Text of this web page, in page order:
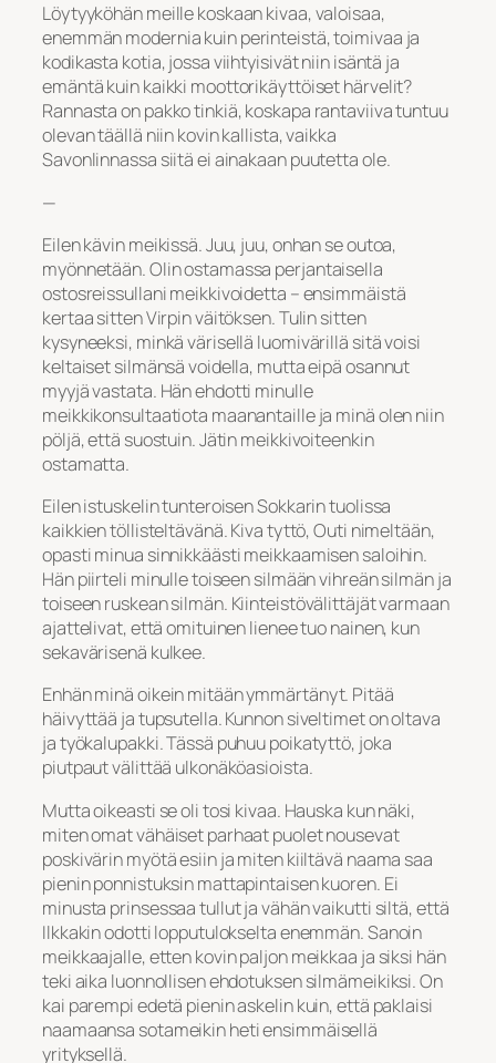
Löytyyköhän meille koskaan kivaa, valoisaa,
enemmän modernia kuin perinteistä, toimivaa ja
kodikasta kotia, jossa viihtyisivät niin isäntä ja
emäntä kuin kaikki moottorikäyttöiset härvelit?
Rannasta on pakko tinkiä, koskapa rantaviiva tuntuu
olevan täällä niin kovin kallista, vaikka
Savonlinnassa siitä ei ainakaan puutetta ole.
—
Eilen kävin meikissä. Juu, juu, onhan se outoa,
myönnetään. Olin ostamassa perjantaisella
ostosreissullani meikkivoidetta – ensimmäistä
kertaa sitten Virpin väitöksen. Tulin sitten
kysyneeksi, minkä värisellä luomivärillä sitä voisi
keltaiset silmänsä voidella, mutta eipä osannut
myyjä vastata. Hän ehdotti minulle
meikkikonsultaatiota maanantaille ja minä olen niin
pöljä, että suostuin. Jätin meikkivoiteenkin
ostamatta.
Eilen istuskelin tunteroisen Sokkarin tuolissa
kaikkien töllisteltävänä. Kiva tyttö, Outi nimeltään,
opasti minua sinnikkäästi meikkaamisen saloihin.
Hän piirteli minulle toiseen silmään vihreän silmän ja
toiseen ruskean silmän. Kiinteistövälittäjät varmaan
ajattelivat, että omituinen lienee tuo nainen, kun
sekavärisenä kulkee.
Enhän minä oikein mitään ymmärtänyt. Pitää
häivyttää ja tupsutella. Kunnon siveltimet on oltava
ja työkalupakki. Tässä puhuu poikatyttö, joka
piutpaut välittää ulkonäköasioista.
Mutta oikeasti se oli tosi kivaa. Hauska kun näki,
miten omat vähäiset parhaat puolet nousevat
poskivärin myötä esiin ja miten kiiltävä naama saa
pienin ponnistuksin mattapintaisen kuoren. Ei
minusta prinsessaa tullut ja vähän vaikutti siltä, että
Ilkkakin odotti lopputulokselta enemmän. Sanoin
meikkaajalle, etten kovin paljon meikkaa ja siksi hän
teki aika luonnollisen ehdotuksen silmämeikiksi. On
kai parempi edetä pienin askelin kuin, että paklaisi
naamaansa sotameikin heti ensimmäisellä
yrityksellä.